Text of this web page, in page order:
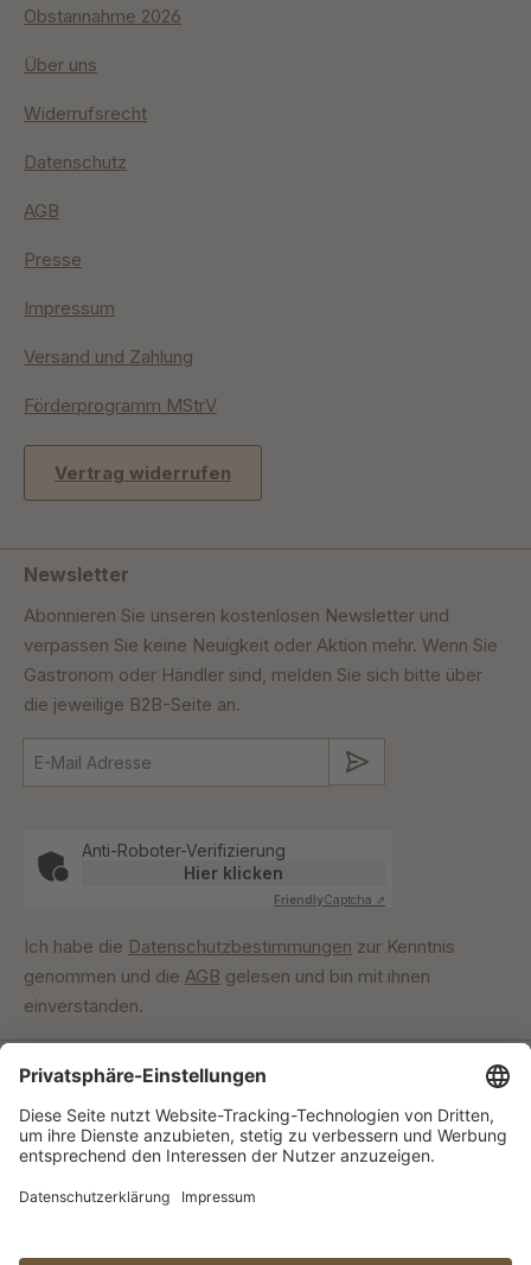
Obstannahme 2026
Über uns
Widerrufsrecht
Datenschutz
AGB
Presse
Impressum
Versand und Zahlung
Förderprogramm MStrV
Vertrag widerrufen
Newsletter
Abonnieren Sie unseren kostenlosen Newsletter und
verpassen Sie keine Neuigkeit oder Aktion mehr. Wenn Sie
Gastronom oder Händler sind, melden Sie sich bitte über
die jeweilige B2B-Seite an.
Anti-Roboter-Verifizierung
Hier klicken
FriendlyCaptcha ⇗
Ich habe die Datenschutzbestimmungen zur Kenntnis
genommen und die AGB gelesen und bin mit ihnen
einverstanden.